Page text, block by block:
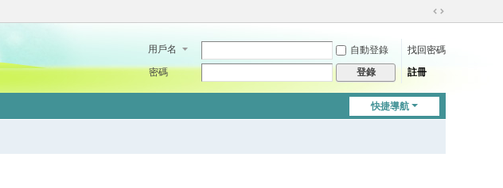
切
到
用戶名 自動登錄
找回密碼
密碼
登錄 註冊
快捷導航